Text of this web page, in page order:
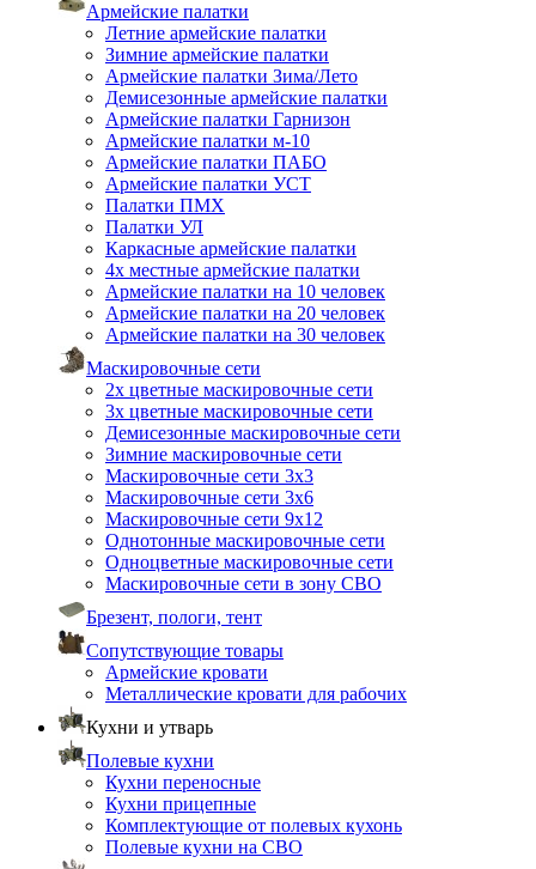
Армейские палатки
Летние армейские палатки
Зимние армейские палатки
Армейские палатки Зима/Лето
Демисезонные армейские палатки
Армейские палатки Гарнизон
Армейские палатки м-10
Армейские палатки ПАБО
Армейские палатки УСТ
Палатки ПМХ
Палатки УЛ
Каркасные армейские палатки
4х местные армейские палатки
Армейские палатки на 10 человек
Армейские палатки на 20 человек
Армейские палатки на 30 человек
Маскировочные сети
2х цветные маскировочные сети
3х цветные маскировочные сети
Демисезонные маскировочные сети
Зимние маскировочные сети
Маскировочные сети 3х3
Маскировочные сети 3х6
Маскировочные сети 9х12
Однотонные маскировочные сети
Одноцветные маскировочные сети
Маскировочные сети в зону СВО
Брезент, пологи, тент
Сопутствующие товары
Армейские кровати
Металлические кровати для рабочих
Кухни и утварь
Полевые кухни
Кухни переносные
Кухни прицепные
Комплектующие от полевых кухонь
Полевые кухни на СВО